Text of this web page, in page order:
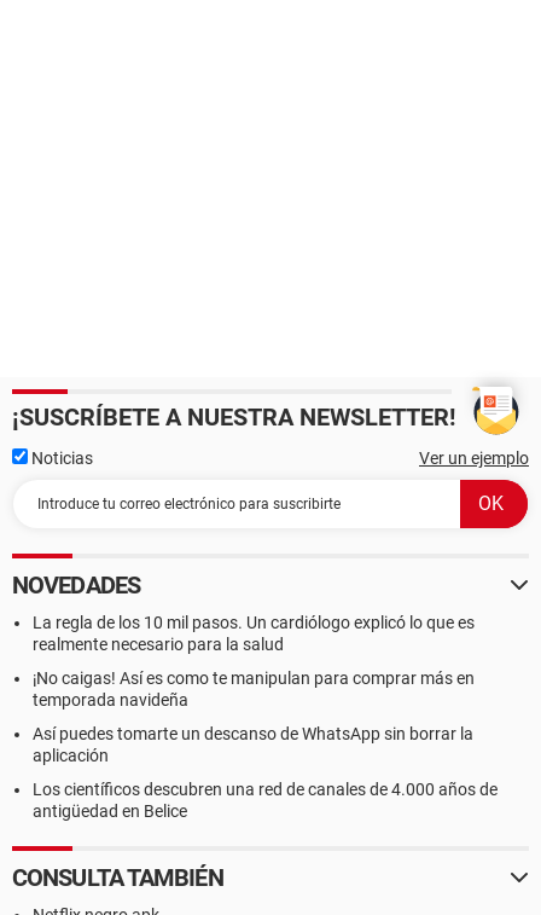
¡SUSCRÍBETE A NUESTRA NEWSLETTER!
Noticias Ver un ejemplo
NOVEDADES
La regla de los 10 mil pasos. Un cardiólogo explicó lo que es
realmente necesario para la salud
¡No caigas! Así es como te manipulan para comprar más en
temporada navideña
Así puedes tomarte un descanso de WhatsApp sin borrar la
aplicación
Los científicos descubren una red de canales de 4.000 años de
antigüedad en Belice
CONSULTA TAMBIÉN